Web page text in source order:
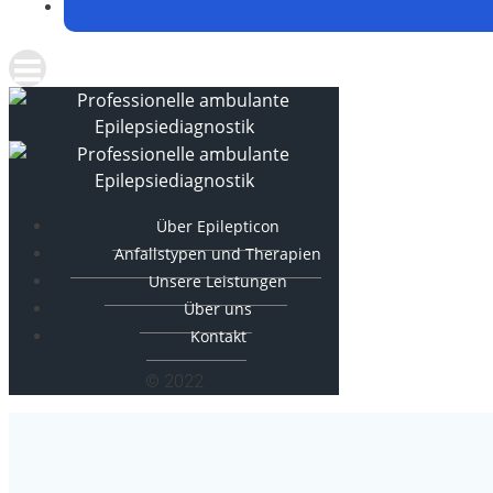
Über Epilepticon
Anfallstypen und Therapien
Unsere Leistungen
Über uns
Kontakt
© 2022